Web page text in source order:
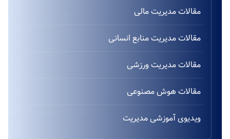
مقالات مدیریت مالی
مقالات مدیریت منابع انسانی
مقالات مدیریت ورزشی
مقالات هوش مصنوعی
ویدیوی آموزشی مدیریت